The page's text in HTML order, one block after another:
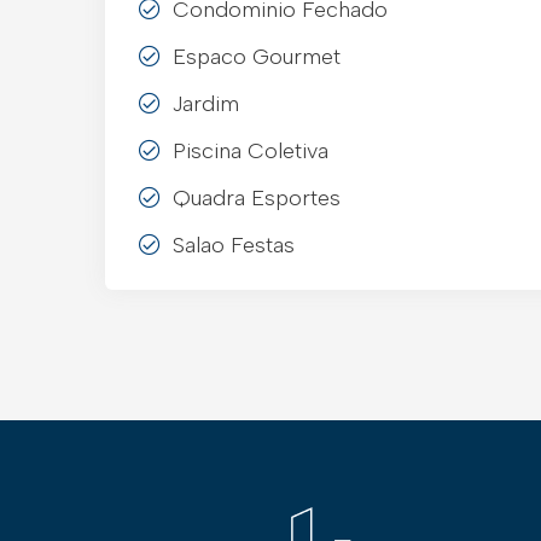
Condominio Fechado
Espaco Gourmet
Jardim
Piscina Coletiva
Quadra Esportes
Salao Festas